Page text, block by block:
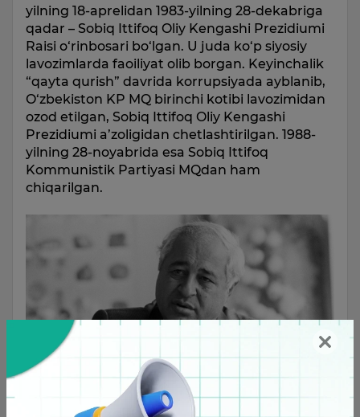
yilning 18-aprelidan 1983-yilning 28-dekabriga
qadar – Sobiq Ittifoq Oliy Kengashi Prezidiumi
Raisi o‘rinbosari bo‘lgan. U juda ko‘p siyosiy
lavozimlarda faoiliyat olib borgan. Keyinchalik
“qayta qurish” davrida korrupsiyada ayblanib,
O‘zbekiston KP MQ birinchi kotibi lavozimidan
ozod etilgan, Sobiq Ittifoq Oliy Kengashi
Prezidiumi a’zoligidan chetlashtirilgan. 1988-
yilning 28-noyabrida esa Sobiq Ittifoq
Kommunistik Partiyasi MQdan ham
chiqarilgan.